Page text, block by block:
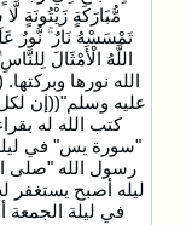
مُّبَارَكَةٍ زَيْتُونَةٍ
تَمْسَسْهُ نَارٌ ۚ نُّورٌ
اللَّهُ الْأَمْثَالَ
عليه وسلم"((إن
كتب الله له
رسول الله "صلى
ليله أصبح يستغفر
في ليلة الجمعة